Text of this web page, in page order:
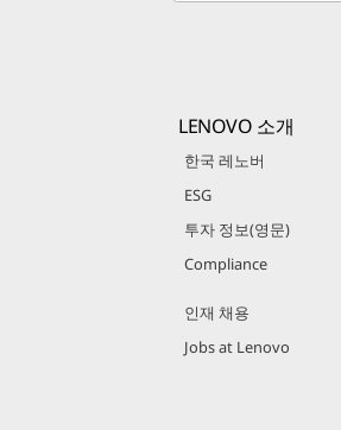
LENOVO 소개
한국 레노버
ESG
투자 정보(영문)
Compliance
인재 채용
Jobs at Lenovo